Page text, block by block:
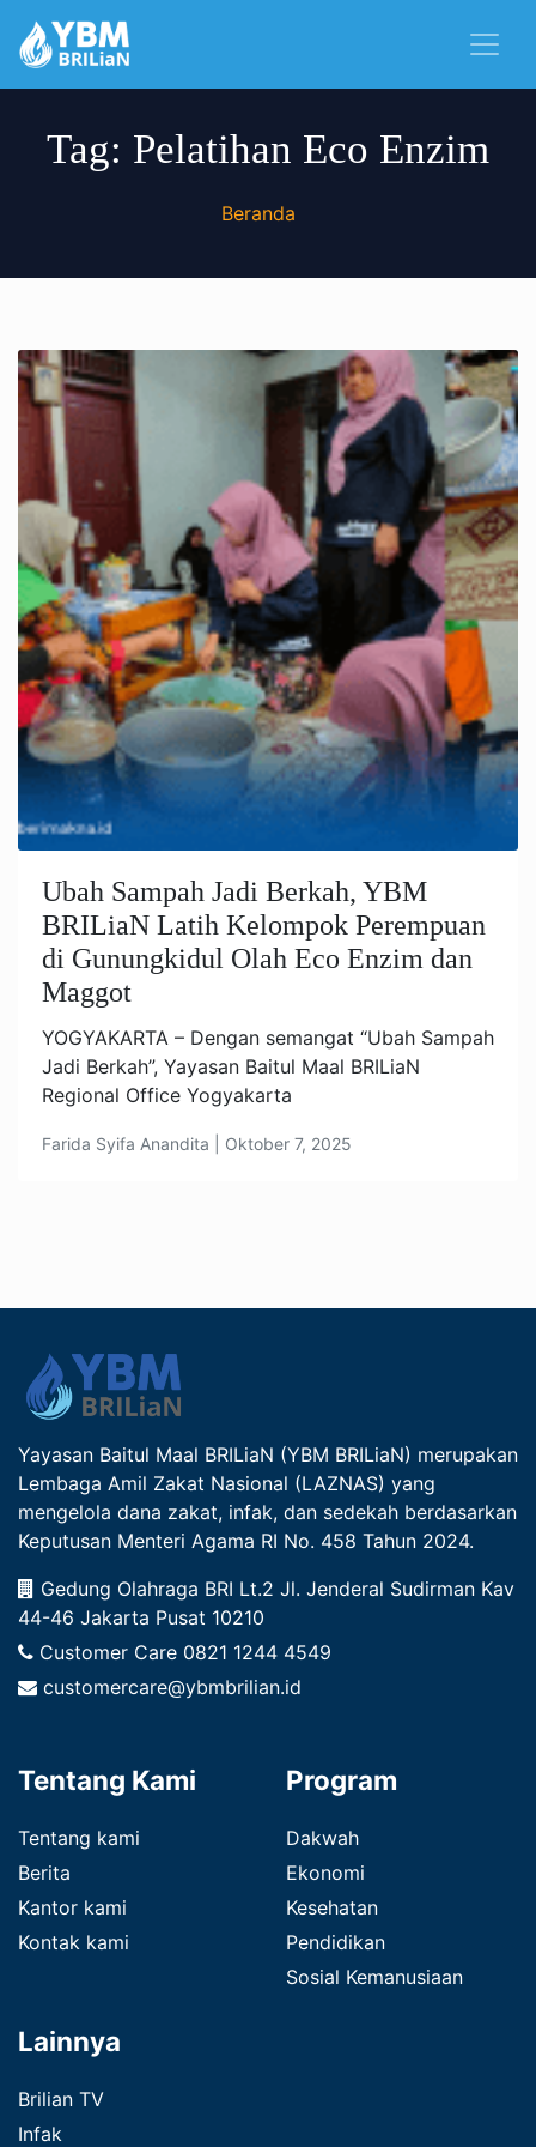
Tag: Pelatihan Eco Enzim
Beranda
Ubah Sampah Jadi Berkah, YBM
BRILiaN Latih Kelompok Perempuan
di Gunungkidul Olah Eco Enzim dan
Maggot
YOGYAKARTA – Dengan semangat “Ubah Sampah
Jadi Berkah”, Yayasan Baitul Maal BRILiaN
Regional Office Yogyakarta
Farida Syifa Anandita | Oktober 7, 2025
Yayasan Baitul Maal BRILiaN (YBM BRILiaN) merupakan
Lembaga Amil Zakat Nasional (LAZNAS) yang
mengelola dana zakat, infak, dan sedekah berdasarkan
Keputusan Menteri Agama RI No. 458 Tahun 2024.
Gedung Olahraga BRI Lt.2 Jl. Jenderal Sudirman Kav
44-46 Jakarta Pusat 10210
Customer Care 0821 1244 4549
customercare@ybmbrilian.id
Tentang Kami
Tentang kami
Berita
Kantor kami
Kontak kami
Program
Dakwah
Ekonomi
Kesehatan
Pendidikan
Sosial Kemanusiaan
Lainnya
Brilian TV
Infak